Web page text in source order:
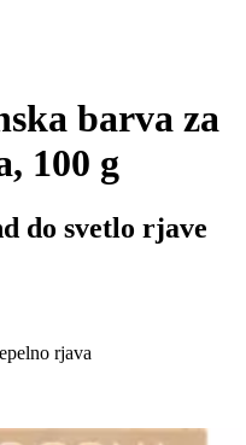
barva za
100 g
do svetlo rjave
rjava